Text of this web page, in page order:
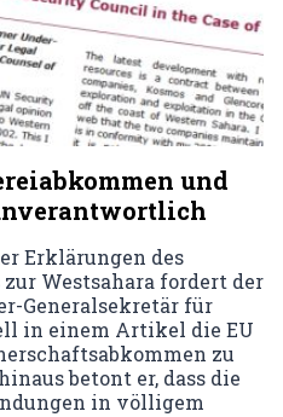
und
Erklärungen des
Westsahara fordert der
Generalsekretär für
in einem Artikel die EU
zu
betont er, dass die
in völligem